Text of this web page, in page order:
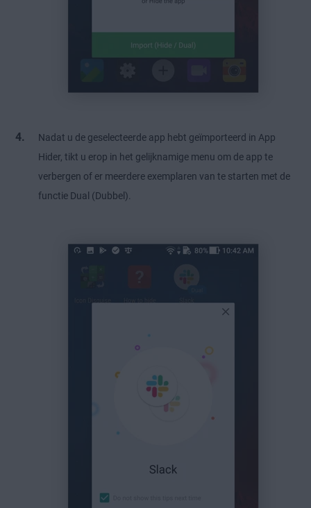
Nadat u de geselecteerde app hebt geïmporteerd in App
Hider, tikt u erop in het gelijknamige menu om de app te
verbergen of er meerdere exemplaren van te starten met de
functie Dual (Dubbel).